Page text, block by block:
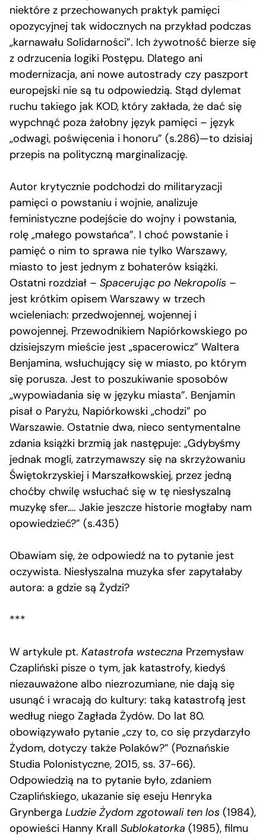
niektóre z przechowanych praktyk pamięci
opozycyjnej tak widocznych na przykład podczas
„karnawału Solidarności”. Ich żywotność bierze się
z odrzucenia logiki Postępu. Dlatego ani
modernizacja, ani nowe autostrady czy paszport
europejski nie są tu odpowiedzią. Stąd dylemat
ruchu takiego jak KOD, który zakłada, że dać się
wypchnąć poza żałobny język pamięci – język
„odwagi, poświęcenia i honoru” (s.286)—to dzisiaj
przepis na polityczną marginalizację.
Autor krytycznie podchodzi do militaryzacji
pamięci o powstaniu i wojnie, analizuje
feministyczne podejście do wojny i powstania,
rolę „małego powstańca”. I choć powstanie i
pamięć o nim to sprawa nie tylko Warszawy,
miasto to jest jednym z bohaterów książki.
Ostatni rozdział – Spacerując po Nekropolis –
jest krótkim opisem Warszawy w trzech
wcieleniach: przedwojennej, wojennej i
powojennej. Przewodnikiem Napiórkowskiego po
dzisiejszym mieście jest „spacerowicz” Waltera
Benjamina, wsłuchujący się w miasto, po którym
się porusza. Jest to poszukiwanie sposobów
„wypowiadania się w języku miasta”. Benjamin
pisał o Paryżu, Napiórkowski „chodzi” po
Warszawie. Ostatnie dwa, nieco sentymentalne
zdania książki brzmią jak następuje: „Gdybyśmy
jednak mogli, zatrzymawszy się na skrzyżowaniu
Świętokrzyskiej i Marszałkowskiej, przez jedną
choćby chwilę wsłuchać się w tę niesłyszalną
muzykę sfer…. Jakie jeszcze historie mogłaby nam
opowiedzieć?” (s.435)
Obawiam się, że odpowiedź na to pytanie jest
oczywista. Niesłyszalna muzyka sfer zapytałaby
autora: a gdzie są Żydzi?
***
W artykule pt. Katastrofa wsteczna Przemysław
Czapliński pisze o tym, jak katastrofy, kiedyś
niezauważone albo niezrozumiane, nie dają się
usunąć i wracają do kultury: taką katastrofą jest
według niego Zagłada Żydów. Do lat 80.
obowiązywało pytanie „czy to, co się przydarzyło
Żydom, dotyczy także Polaków?” (Poznańskie
Studia Polonistyczne, 2015, ss. 37-66).
Odpowiedzią na to pytanie było, zdaniem
Czaplińskiego, ukazanie się eseju Henryka
Grynberga Ludzie Żydom zgotowali ten los (1984),
opowieści Hanny Krall Sublokatorka (1985), filmu